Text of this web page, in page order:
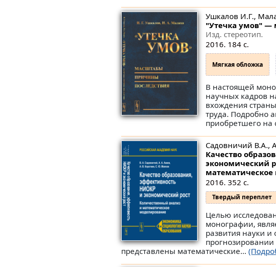
Ушкалов И.Г.,
"Утечка умов" —
Изд. стереотип.
2016. 184 с.
Мягкая обложка
В настоящей
научных кадров
вхождения
труда. Подробно
приобретшего на
Садовничий В.А.,
Качество
экономический
2016. 352 с.
Твердый переплет
Целью
монографии,
развития науки
представлены математические...